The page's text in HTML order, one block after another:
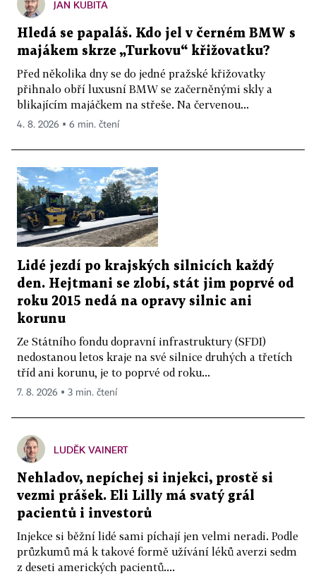
JAN KUBITA
Hledá se papaláš. Kdo jel v černém BMW s
majákem skrze „Turkovu“ křižovatku?
Před několika dny se do jedné pražské křižovatky
přihnalo obří luxusní BMW se začerněnými skly a
blikajícím majáčkem na střeše. Na červenou...
4. 8. 2026 ▪ 6 min. čtení
Lidé jezdí po krajských silnicích každý
den. Hejtmani se zlobí, stát jim poprvé od
roku 2015 nedá na opravy silnic ani
korunu
Ze Státního fondu dopravní infrastruktury (SFDI)
nedostanou letos kraje na své silnice druhých a třetích
tříd ani korunu, je to poprvé od roku...
7. 8. 2026 ▪ 3 min. čtení
LUDĚK VAINERT
Nehladov, nepíchej si injekci, prostě si
vezmi prášek. Eli Lilly má svatý grál
pacientů i investorů
Injekce si běžní lidé sami píchají jen velmi neradi. Podle
průzkumů má k takové formě užívání léků averzi sedm
z deseti amerických pacientů....